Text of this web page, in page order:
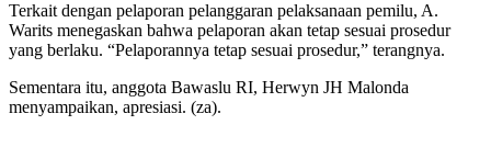
Terkait dengan pelaporan pelanggaran pelaksanaan pemilu, A.
Warits menegaskan bahwa pelaporan akan tetap sesuai prosedur
yang berlaku. “Pelaporannya tetap sesuai prosedur,” terangnya.
Sementara itu, anggota Bawaslu RI, Herwyn JH Malonda
menyampaikan, apresiasi. (za).